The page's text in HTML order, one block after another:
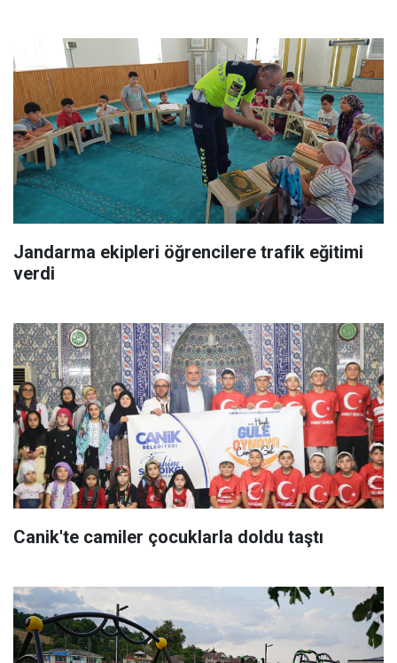
Jandarma ekipleri öğrencilere trafik eğitimi
verdi
Canik'te camiler çocuklarla doldu taştı